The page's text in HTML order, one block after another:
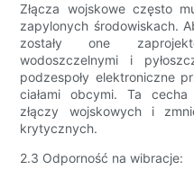
Złącza wojskowe często
zapylonych środowiskach.
zostały one
wodoszczelnymi i
podzespoły elektroniczne
ciałami obcymi. Ta
złączy wojskowych i
krytycznych.
2.3 Odporność na wibracje: